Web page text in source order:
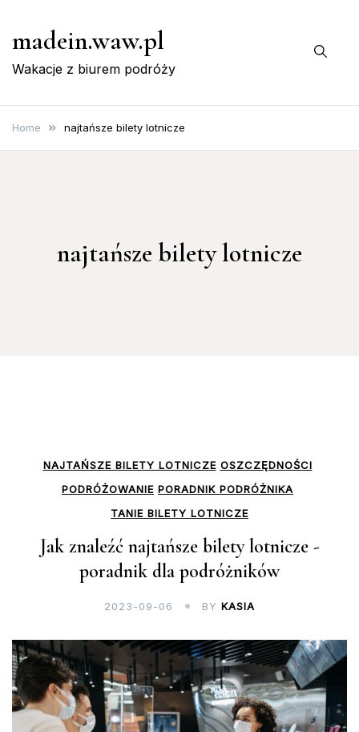
madein.waw.pl
Wakacje z biurem podróży
Home najtańsze bilety lotnicze
najtańsze bilety lotnicze
NAJTAŃSZE BILETY LOTNICZE OSZCZĘDNOŚCI
PODRÓŻOWANIE PORADNIK PODRÓŻNIKA
TANIE BILETY LOTNICZE
Jak znaleźć najtańsze bilety lotnicze -
poradnik dla podróżników
2023-09-06 BY KASIA